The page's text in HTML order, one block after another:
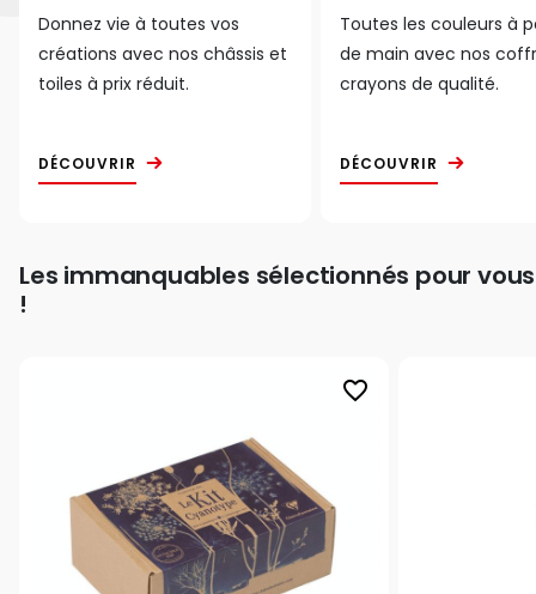
Donnez vie à toutes vos
créations avec nos châssis et
toiles à prix réduit.
DÉCOUVRIR
Toutes les couleurs à
de main avec nos
crayons de qualité.
DÉCOUVRIR
Les immanquables sélectionnés pour vous
!
favorite_border